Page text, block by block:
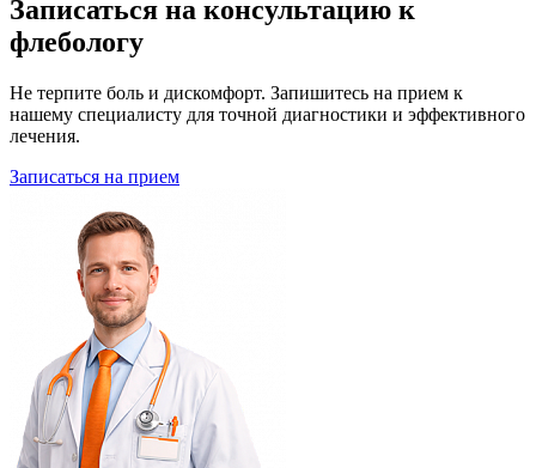
Записаться на консультацию к
флебологу
Не терпите боль и дискомфорт. Запишитесь на прием к
нашему специалисту для точной диагностики и эффективного
лечения.
Записаться на прием